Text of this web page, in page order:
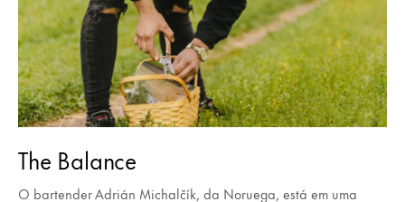
The Balance
O bartender Adrián Michalčík, da Noruega, está em uma